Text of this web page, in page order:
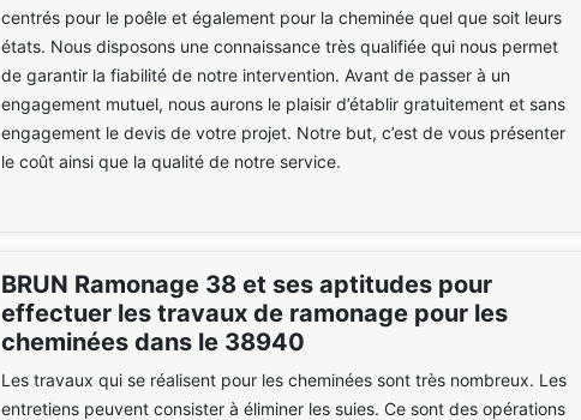
centrés pour le poêle et également pour la cheminée quel que soit leurs
états. Nous disposons une connaissance très qualifiée qui nous permet
de garantir la fiabilité de notre intervention. Avant de passer à un
engagement mutuel, nous aurons le plaisir d’établir gratuitement et sans
engagement le devis de votre projet. Notre but, c’est de vous présenter
le coût ainsi que la qualité de notre service.
BRUN Ramonage 38 et ses aptitudes pour
effectuer les travaux de ramonage pour les
cheminées dans le 38940
Les travaux qui se réalisent pour les cheminées sont très nombreux. Les
entretiens peuvent consister à éliminer les suies. Ce sont des opérations